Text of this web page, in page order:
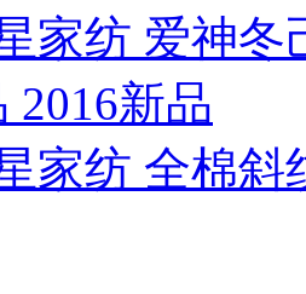
家纺 爱神冬
2016新品
家纺 全棉斜